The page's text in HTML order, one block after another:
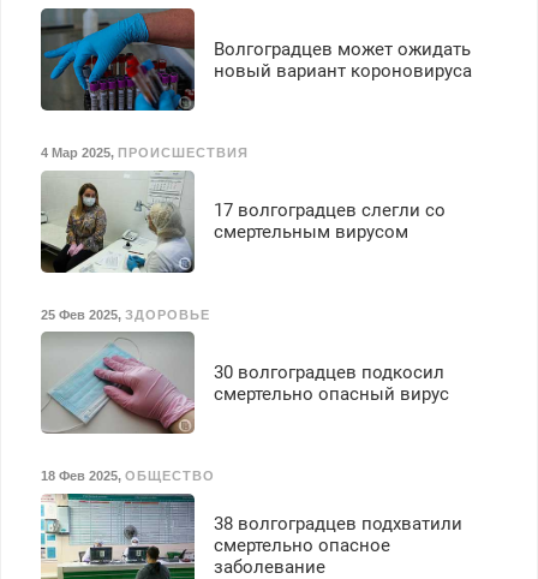
Волгоградцев может ожидать
новый вариант короновируса
4 Мар 2025, ПРОИСШЕСТВИЯ
17 волгоградцев слегли со
смертельным вирусом
25 Фев 2025, ЗДОРОВЬЕ
30 волгоградцев подкосил
смертельно опасный вирус
18 Фев 2025, ОБЩЕСТВО
38 волгоградцев подхватили
смертельно опасное
заболевание